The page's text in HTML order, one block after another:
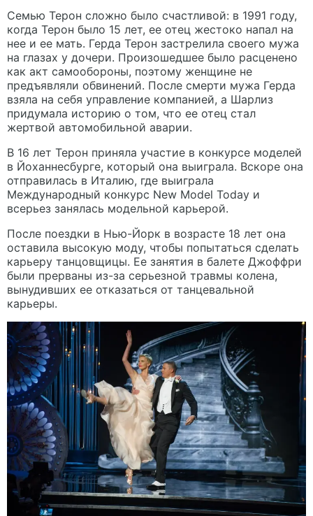
Семью Терон сложно было счастливой: в 1991 году,
когда Терон было 15 лет, ее отец жестоко напал на
нее и ее мать. Герда Терон застрелила своего мужа
на глазах у дочери. Произошедшее было расценено
как акт самообороны, поэтому женщине не
предъявляли обвинений. После смерти мужа Герда
взяла на себя управление компанией, а Шарлиз
придумала историю о том, что ее отец стал
жертвой автомобильной аварии.
В 16 лет Терон приняла участие в конкурсе моделей
в Йоханнесбурге, который она выиграла. Вскоре она
отправилась в Италию, где выиграла
Международный конкурс New Model Today и
всерьез занялась модельной карьерой.
После поездки в Нью-Йорк в возрасте 18 лет она
оставила высокую моду, чтобы попытаться сделать
карьеру танцовщицы. Ее занятия в балете Джоффри
были прерваны из-за серьезной травмы колена,
вынудивших ее отказаться от танцевальной
карьеры.